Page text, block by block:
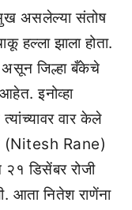
असलेल्या संतोष
हल्ला झाला होता.
जिल्हा बँकेचे
इनोव्हा
वार केले
(Nitesh Rane)
२१ डिसेंबर रोजी
आता नितेश राणेंना